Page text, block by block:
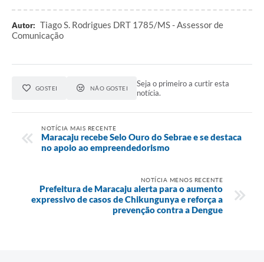
Autor: Tiago S. Rodrigues DRT 1785/MS - Assessor de
Comunicação
GOSTEI NÃO GOSTEI
Seja o primeiro a curtir esta
notícia.
NOTÍCIA MAIS RECENTE
Maracaju recebe Selo Ouro do Sebrae e se destaca
no apoio ao empreendedorismo
NOTÍCIA MENOS RECENTE
Prefeitura de Maracaju alerta para o aumento
expressivo de casos de Chikungunya e reforça a
prevenção contra a Dengue